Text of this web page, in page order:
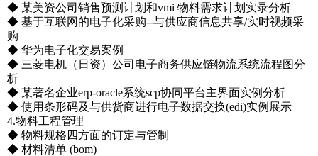
◆ 某美资公司销售预测计划和vmi 物料需求计划实录分析
◆ 基于互联网的电子化采购--与供应商信息共享/实时视频采
购
◆ 华为电子化交易案例
◆ 三菱电机（日资）公司电子商务供应链物流系统流程图分
析
◆ 某著名企业erp-oracle系统scp协同平台主界面实例分析
◆ 使用条形码及与供货商进行电子数据交换(edi)实例展示
4.物料工程管理
◆ 物料规格四方面的订定与管制
◆ 材料清单 (bom)